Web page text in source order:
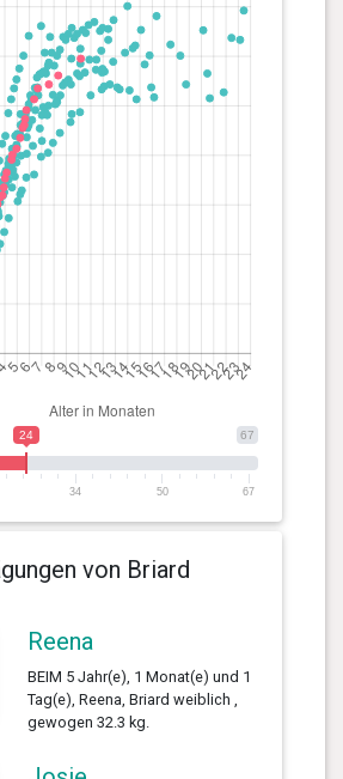
67
24
34 50 67
von Briard
Reena
BEIM 5 Jahr(e), 1 Monat(e) und 1
Tag(e), Reena, Briard weiblich ,
gewogen 32.3 kg.